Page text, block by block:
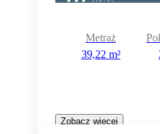
Metraż
39,22 m²
Zobacz więcej